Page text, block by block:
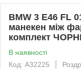
BMW 3 E46 FL
манекен між
комплект
В наявності
Код: A32225